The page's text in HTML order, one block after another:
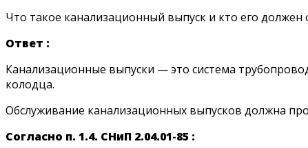
Что такое канализационный выпуск и кто его должен
Ответ :
Канализационные выпуски — это система
колодца.
Обслуживание канализационных выпусков должна
Согласно п. 1.4. СНиП 2.04.01-85 :